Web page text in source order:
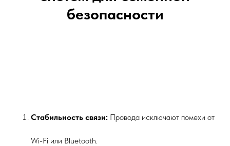
безопасности
Стабильность связи: Провода исключают помехи от
Wi-Fi или Bluetooth.